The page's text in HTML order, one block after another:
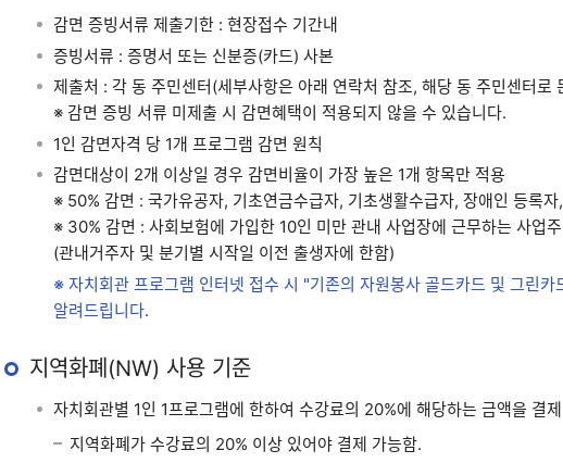
감면 증빙서류 제출기한 : 현장접수 기간내
증빙서류 : 증명서 또는 신분증(카드) 사본
제출처 : 각 동 주민센터(세부사항은 아래 연락처 참조, 해당 동 주민센터로
※ 감면 증빙 서류 미제출 시 감면혜택이 적용되지 않을 수 있습니다.
1인 감면자격 당 1개 프로그램 감면 원칙
감면대상이 2개 이상일 경우 감면비율이 가장 높은 1개 항목만 적용
※ 50% 감면 : 국가유공자, 기초연금수급자, 기초생활수급자, 장애인 등록
※ 30% 감면 : 사회보험에 가입한 10인 미만 관내 사업장에 근무하는 사업
(관내거주자 및 분기별 시작일 이전 출생자에 한함)
※ 자치회관 프로그램 인터넷 접수 시 "기존의 자원봉사 골드카드 및 그린
알려드립니다.
지역화폐(NW) 사용 기준
자치회관별 1인 1프로그램에 한하여 수강료의 20%에 해당하는 금액을 결제
지역화폐가 수강료의 20% 이상 있어야 결제 가능함.